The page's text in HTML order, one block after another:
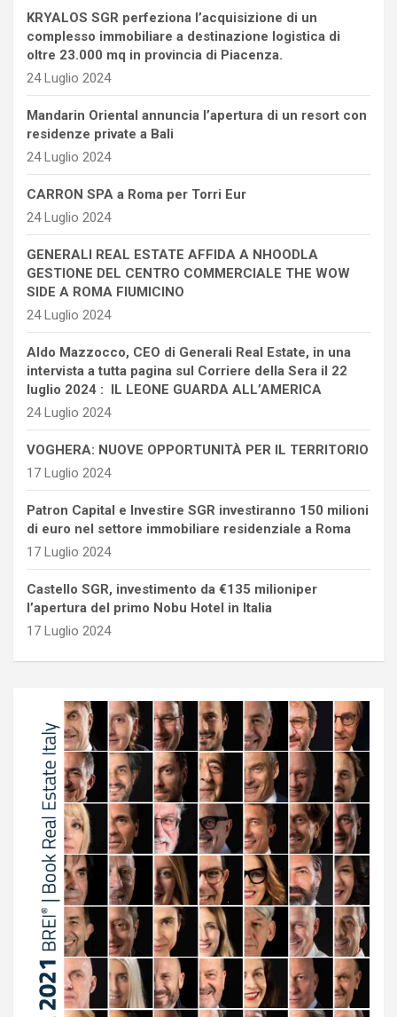
KRYALOS SGR perfeziona l’acquisizione di un
complesso immobiliare a destinazione logistica di
oltre 23.000 mq in provincia di Piacenza.
24 Luglio 2024
Mandarin Oriental annuncia l’apertura di un resort con
residenze private a Bali
24 Luglio 2024
CARRON SPA a Roma per Torri Eur
24 Luglio 2024
GENERALI REAL ESTATE AFFIDA A NHOODLA
GESTIONE DEL CENTRO COMMERCIALE THE WOW
SIDE A ROMA FIUMICINO
24 Luglio 2024
Aldo Mazzocco, CEO di Generali Real Estate, in una
intervista a tutta pagina sul Corriere della Sera il 22
luglio 2024 : IL LEONE GUARDA ALL’AMERICA
24 Luglio 2024
VOGHERA: NUOVE OPPORTUNITÀ PER IL TERRITORIO
17 Luglio 2024
Patron Capital e Investire SGR investiranno 150 milioni
di euro nel settore immobiliare residenziale a Roma
17 Luglio 2024
Castello SGR, investimento da €135 milioniper
l’apertura del primo Nobu Hotel in Italia
17 Luglio 2024